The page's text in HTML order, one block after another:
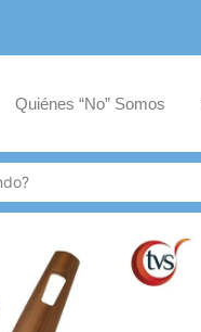
Quiénes “No” Somos